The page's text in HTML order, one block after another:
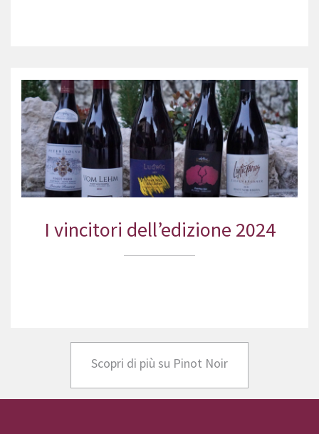
I vincitori dell’edizione 2024
Scopri di più su Pinot Noir